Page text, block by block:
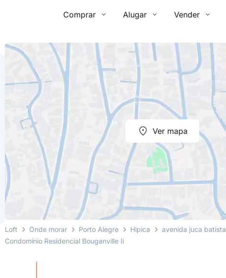
Comprar Alugar Vender
Ver mapa
Loft Onde morar Porto Alegre Hipica
avenida juca batista
Condomínio Residencial Bouganville Ii